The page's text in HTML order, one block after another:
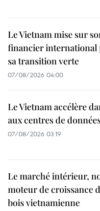
Le Vietnam mise sur
financier
sa transition verte
07/08/2026 04:00
Le Vietnam accélère
aux centres de
07/08/2026 03:19
Le marché intérieur,
moteur de croissance
bois vietnamienne